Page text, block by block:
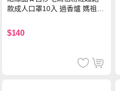
款成人口罩10入 過香爐 媽祖加
$140